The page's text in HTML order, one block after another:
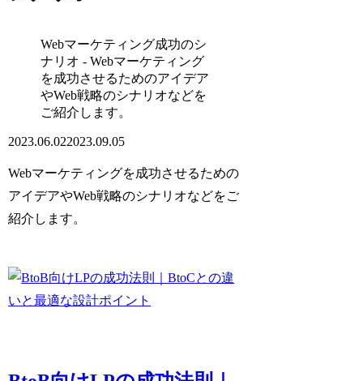
Webマーケティング成功のシ
ナリオ - Webマーケティング
を成功させるためのアイデア
やWeb戦略のシナリオなどを
ご紹介します。
2023.06.022023.09.05
Webマーケティングを成功させるための
アイデアやWeb戦略のシナリオなどをご
紹介します。